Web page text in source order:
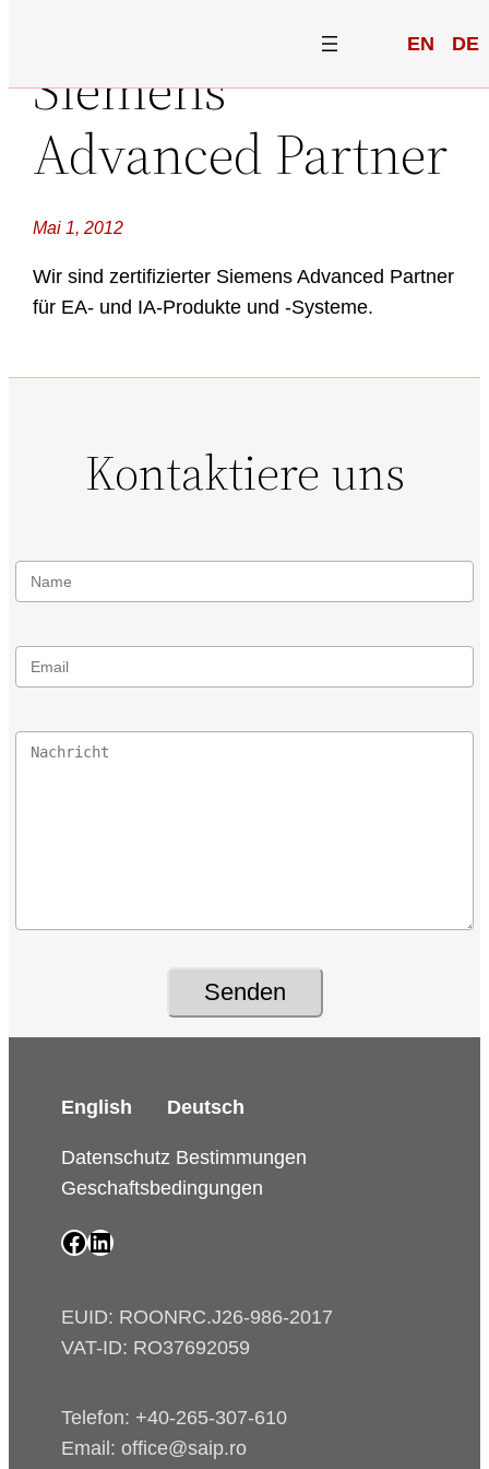
EN DE
Siemens
Advanced Partner
Mai 1, 2012
Wir sind zertifizierter Siemens Advanced Partner
für EA- und IA-Produkte und -Systeme.
Kontaktiere uns
Senden
English Deutsch
Datenschutz Bestimmungen
Geschaftsbedingungen
SAIP Facebook page
SAIP LinkedIn page
EUID: ROONRC.J26-986-2017
VAT-ID: RO37692059
Telefon: +40-265-307-610
Email: office@saip.ro